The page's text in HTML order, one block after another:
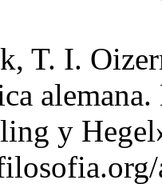
T. I.
y